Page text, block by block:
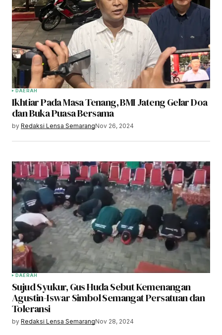
DAERAH
Ikhtiar Pada Masa Tenang, BMI Jateng Gelar Doa
dan Buka Puasa Bersama
by Redaksi Lensa SemarangNov 26, 2024
DAERAH
Sujud Syukur, Gus Huda Sebut Kemenangan
Agustin-Iswar Simbol Semangat Persatuan dan
Toleransi
by Redaksi Lensa SemarangNov 28, 2024